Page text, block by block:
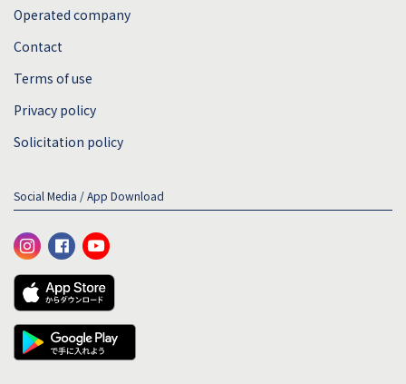
Operated company
Contact
Terms of use
Privacy policy
Solicitation policy
Social Media / App Download